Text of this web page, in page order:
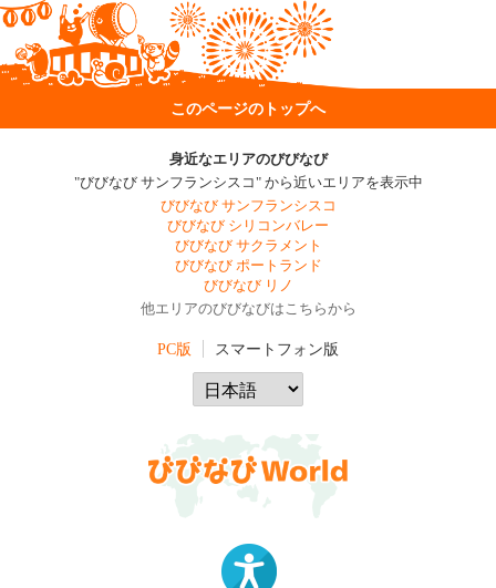
このページのトップへ
身近なエリアのびびなび
"びびなび サンフランシスコ" から近いエリアを表示中
びびなび サンフランシスコ
びびなび シリコンバレー
びびなび サクラメント
びびなび ポートランド
びびなび リノ
他エリアのびびなびはこちらから
PC版 スマートフォン版